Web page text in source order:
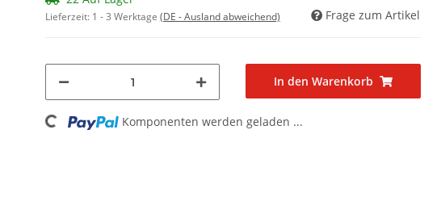
Lieferzeit: 1 - 3 Werktage (DE - Ausland abweichend) Frage zum Artikel
In den Warenkorb
Loading... Komponenten werden geladen ...